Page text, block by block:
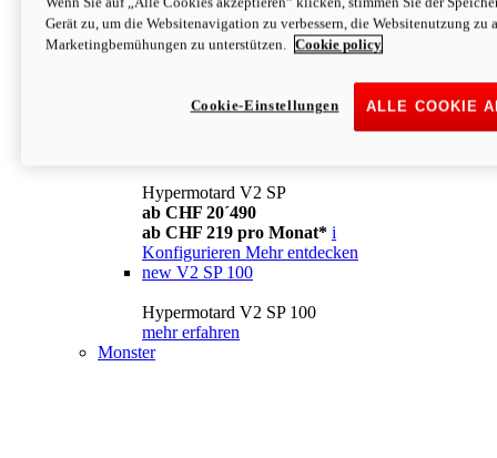
Konfigurieren Mehr entdecken
newV2
ab CHF 169 pro Monat* i
Mehr entdecken
Hypermotard V2 SP
ab CHF 20´490
ab CHF 219 pro Monat* i
Konfigurieren Mehr entdecken
new V2 SP 100
Hypermotard V2 SP 100
mehr erfahren
Monster
Gerät zu, um die Websitenavigation zu verbessern, die Websitenutzung zu
Marketingbemühungen zu unterstützen.
Cookie policy
ALLE COOKIE
Cookie-Einstellungen